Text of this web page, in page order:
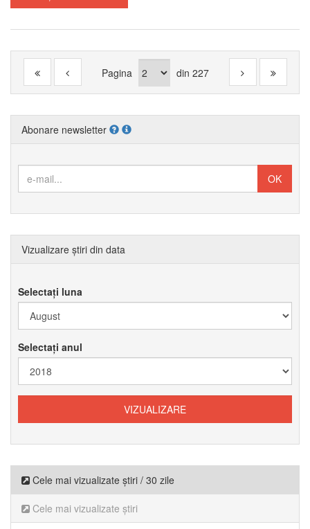
Pagina din 227
Abonare newsletter
Vizualizare știri din data
Selectați luna
Selectați anul
Cele mai vizualizate știri / 30 zile
Cele mai vizualizate știri